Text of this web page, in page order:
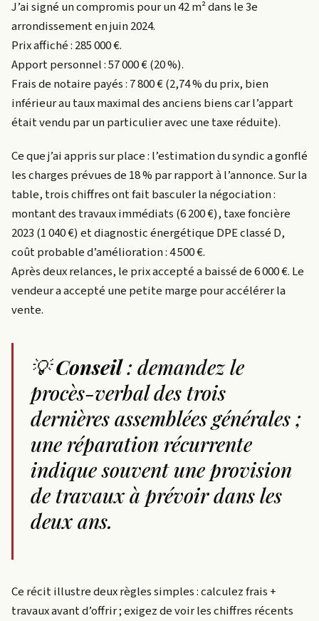
J’ai signé un compromis pour un 42 m² dans le 3e
arrondissement en juin 2024.
Prix affiché : 285 000 €.
Apport personnel : 57 000 € (20 %).
Frais de notaire payés : 7 800 € (2,74 % du prix, bien
inférieur au taux maximal des anciens biens car l’appart
était vendu par un particulier avec une taxe réduite).
Ce que j’ai appris sur place : l’estimation du syndic a gonflé
les charges prévues de 18 % par rapport à l’annonce. Sur la
table, trois chiffres ont fait basculer la négociation :
montant des travaux immédiats (6 200 €), taxe foncière
2023 (1 040 €) et diagnostic énergétique DPE classé D,
coût probable d’amélioration : 4 500 €.
Après deux relances, le prix accepté a baissé de 6 000 €. Le
vendeur a accepté une petite marge pour accélérer la
vente.
💡Conseil: demandez le
procès-verbal des trois
dernières assemblées générales ;
une réparation récurrente
indique souvent une provision
de travaux à prévoir dans les
deux ans.
Ce récit illustre deux règles simples : calculez frais +
travaux avant d’offrir ; exigez de voir les chiffres récents